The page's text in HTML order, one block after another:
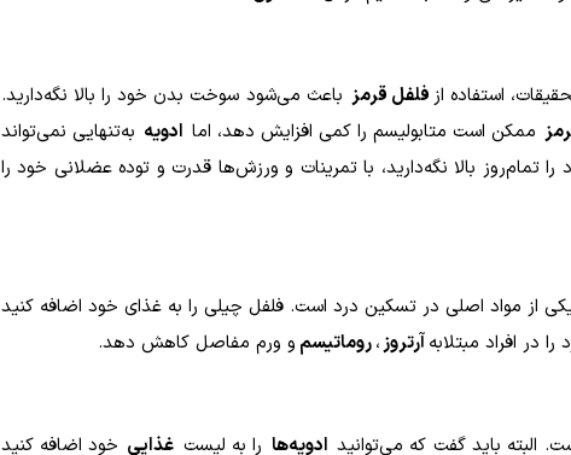
استفاده از فلفل قرمز باعث می‌شود سوخت بدن خود را بالا نگه‌دارید.
ممکن است متابولیسم را کمی افزایش دهد، اما ادویه به‌تنهایی نمی‌تواند
بالا نگه‌دارید، با تمرینات و ورزش‌ها قدرت و توده عضلانی خود را
از مواد اصلی در تسکین درد است. فلفل چیلی را به غذای خود اضافه کنید
افراد مبتلابهآرتروز،روماتیسم و ورم مفاصل کاهش دهد.
البته باید گفت که می‌توانید ادویه‌ها را به لیست غذایی خود اضافه کنید